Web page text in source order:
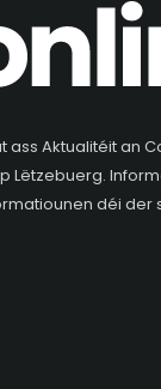
ass Aktualitéit an
Lëtzebuerg.
déi der